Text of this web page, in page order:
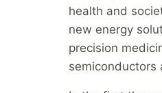
health and
new energy
precision
semiconductors